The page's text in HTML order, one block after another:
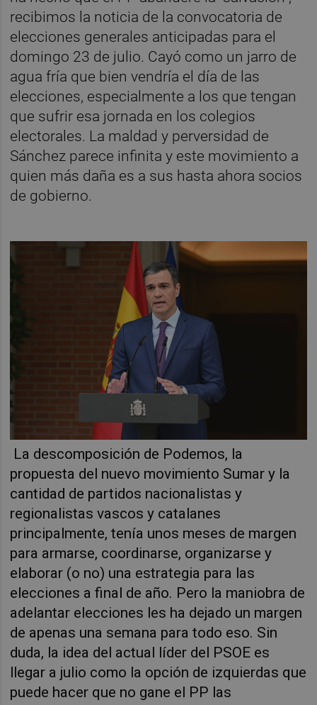
recibimos la noticia de la convocatoria de
elecciones generales anticipadas para el
domingo 23 de julio. Cayó como un jarro de
agua fría que bien vendría el día de las
elecciones, especialmente a los que tengan
que sufrir esa jornada en los colegios
electorales. La maldad y perversidad de
Sánchez parece infinita y este movimiento a
quien más daña es a sus hasta ahora socios
de gobierno.
La descomposición de Podemos, la
propuesta del nuevo movimiento Sumar y la
cantidad de partidos nacionalistas y
regionalistas vascos y catalanes
principalmente, tenía unos meses de margen
para armarse, coordinarse, organizarse y
elaborar (o no) una estrategia para las
elecciones a final de año. Pero la maniobra de
adelantar elecciones les ha dejado un margen
de apenas una semana para todo eso. Sin
duda, la idea del actual líder del PSOE es
llegar a julio como la opción de izquierdas que
puede hacer que no gane el PP las